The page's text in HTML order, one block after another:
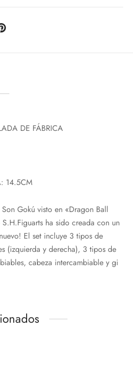
DE FÁBRICA
14.5CM
Gokú visto en «Dragon Ball
ha sido creada con un
El set incluye 3 tipos de
(izquierda y derecha), 3 tipos de
cabeza intercambiable y gi